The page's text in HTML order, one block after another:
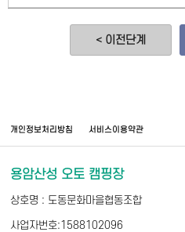
< 이전단계
개인정보처리방침 서비스이용약관
용암산성 오토 캠핑장
상호명 : 도동문화마을협동조합
사업자번호:1588102096